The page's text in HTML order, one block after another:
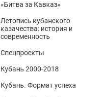
«Битва за Кавказ»
Летопись кубанского
казачества: история и
современность
Спецпроекты
Кубань 2000-2018
Кубань. Формат успеха